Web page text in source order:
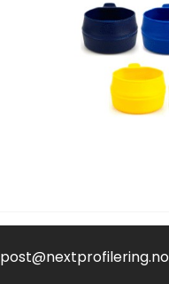
post@nextprofilering.no